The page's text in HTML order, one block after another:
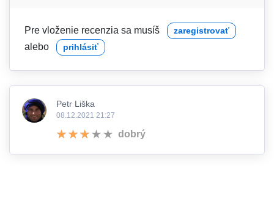
Pre vloženie recenzia sa musíš zaregistrovať
alebo prihlásiť
Petr Liška
08.12.2021 21:27
dobrý